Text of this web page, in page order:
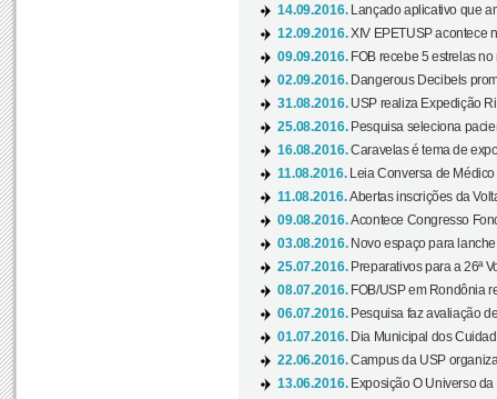
14.09.2016.
Lançado aplicativo que
12.09.2016.XIV EPETUSP acontece
09.09.2016. FOB recebe 5 estrelas
02.09.2016. Dangerous Decibels
31.08.2016. USP realiza Expedição
25.08.2016. Pesquisa seleciona
16.08.2016.Caravelas é tema de
11.08.2016.
Leia Conversa de
11.08.2016.Abertas inscrições da
09.08.2016.Acontece Congresso
03.08.2016. Novo espaço para
25.07.2016. Preparativos para a 26ª
08.07.2016. FOB/USP em Rondônia
06.07.2016. Pesquisa faz avaliação
01.07.2016. Dia Municipal dos
22.06.2016.Campus da USP
13.06.2016. Exposição O Universo